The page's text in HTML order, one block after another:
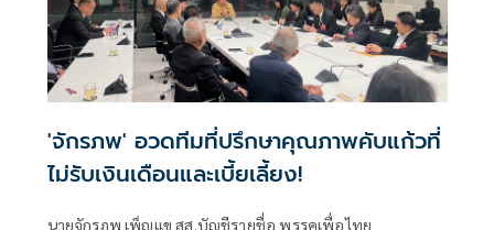
'จักรภพ' อวดทีมที่ปรึกษาคุณภาพคับแก้วที่
ไม่รับเงินเดือนและเบี้ยเลี้ยง!
นายจักรภพ เพ็ญแข สส.บัญชีรายชื่อ พรรคเพื่อไทย